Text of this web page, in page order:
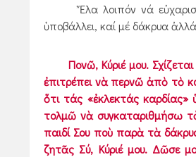
Ἔλα λοιπόν νά
ὑποβάλλει, καί μέ δάκρυα
Πονῶ, Κύριέ μου.
ἐπιτρέπει νὰ περνῶ ἀπὸ τὸ
ὅτι τάς «ἐκλεκτάς καρδίας»
τολμῶ νὰ συγκαταριθμήσω
παιδί Σου ποὺ παρὰ τὰ
ζητᾶς Σύ, Κύριέ μου. Δῶσε